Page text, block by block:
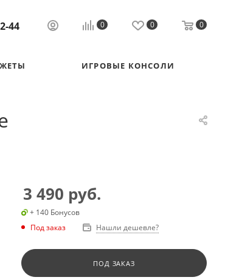
44 0 0 0
ИГРОВЫЕ КОНСОЛИ
3 490 руб.
+ 140 Бонусов
Под заказ
Нашли дешевле?
ПОД ЗАКАЗ